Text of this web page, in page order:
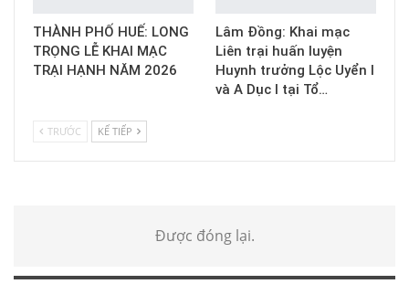
THÀNH PHỐ HUẾ: LONG
TRỌNG LỄ KHAI MẠC
TRẠI HẠNH NĂM 2026
Lâm Đồng: Khai mạc
Liên trại huấn luyện
Huynh trưởng Lộc Uyển I
và A Dục I tại Tổ…
TRƯỚC KẾ TIẾP
Được đóng lại.